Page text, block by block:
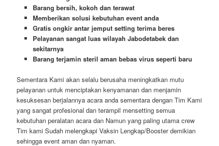
Barang bersih, kokoh dan terawat
Memberikan solusi kebutuhan event anda
Gratis ongkir antar jemput setting terima beres
Pelayanan sangat luas wilayah Jabodetabek dan
sekitarnya
Barang terjamin steril aman bebas virus seperti baru
Sementara Kami akan selalu berusaha meningkatkan mutu
pelayanan untuk menciptakan kenyamanan dan menjamin
kesuksesan berjalannya acara anda sementara dengan Tim Kami
yang sangat profesional dan terampil mensetting semua
kebutuhan peralatan acara dan Namun yang paling utama crew
Tim kami Sudah melengkapi Vaksin Lengkap/Booster demikian
sehingga event aman dan nyaman.